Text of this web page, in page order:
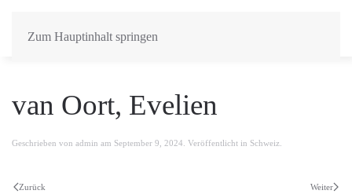
Zum Hauptinhalt springen
van Oort, Evelien
Geschrieben von admin am September 9, 2024. Veröffentlicht in Schweiz.
Zurück Weiter